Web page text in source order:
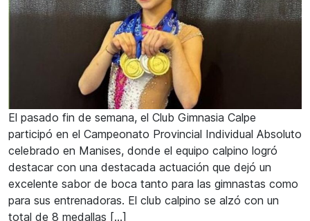
El pasado fin de semana, el Club Gimnasia Calpe
participó en el Campeonato Provincial Individual Absoluto
celebrado en Manises, donde el equipo calpino logró
destacar con una destacada actuación que dejó un
excelente sabor de boca tanto para las gimnastas como
para sus entrenadoras. El club calpino se alzó con un
total de 8 medallas […]